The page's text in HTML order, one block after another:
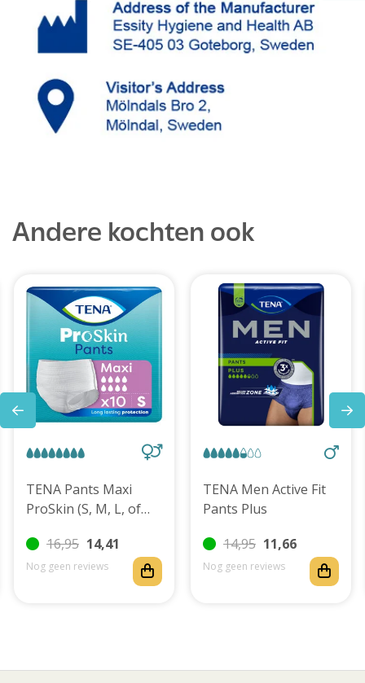
Andere kochten ook
TENA Pants Maxi
ProSkin (S, M, L, of
16,95 14,41
Nog geen reviews
TENA Men Active Fit
Pants Plus
14,95 11,66
Nog geen reviews